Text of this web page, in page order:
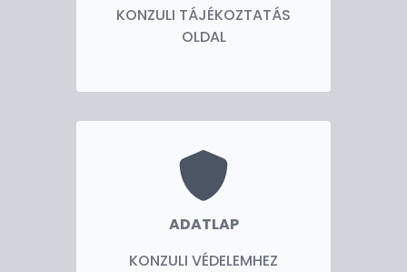
KONZULI TÁJÉKOZTATÁS
OLDAL
ADATLAP
KONZULI VÉDELEMHEZ